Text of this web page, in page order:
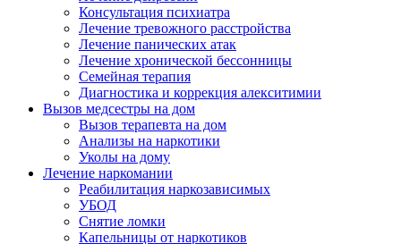
Консультация психиатра
Лечение тревожного расстройства
Лечение панических атак
Лечение хронической бессонницы
Семейная терапия
Диагностика и коррекция алекситимии
Вызов медсестры на дом
Вызов терапевта на дом
Анализы на наркотики
Уколы на дому
Лечение наркомании
Реабилитация наркозависимых
УБОД
Снятие ломки
Капельницы от наркотиков